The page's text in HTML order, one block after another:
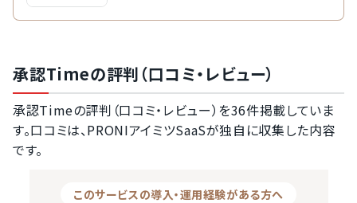
承認Timeの評判（口コミ・レビュー）
承認Timeの評判（口コミ・レビュー）を36件掲載していま
す。口コミは、PRONIアイミツSaaSが独自に収集した内容
です。
このサービスの導入・運用経験がある方へ